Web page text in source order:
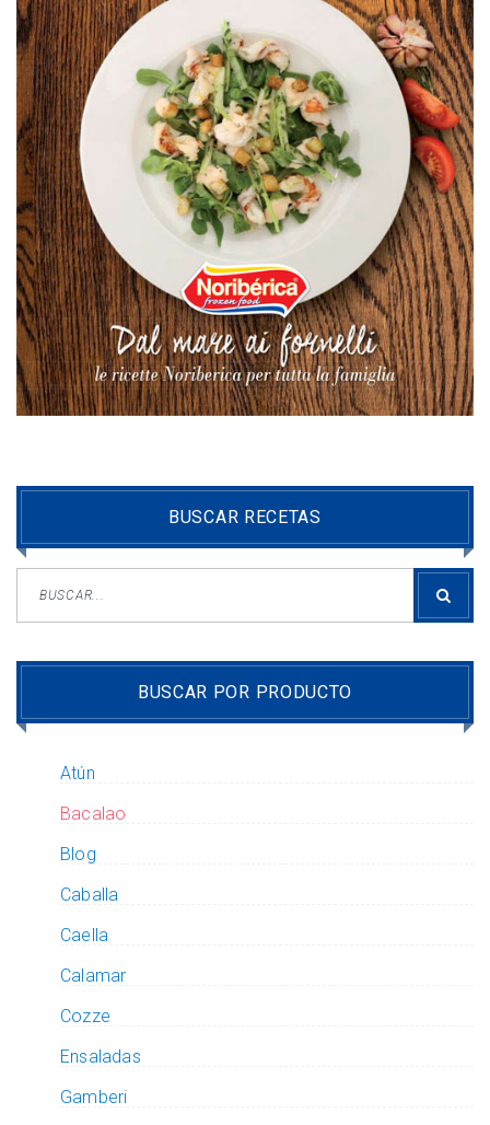
BUSCAR RECETAS
BUSCAR POR PRODUCTO
Atún
Bacalao
Blog
Caballa
Caella
Calamar
Cozze
Ensaladas
Gamberi